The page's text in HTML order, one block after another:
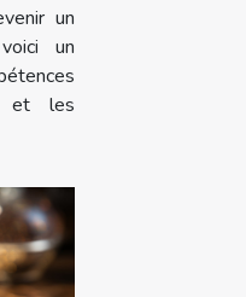
un
un
et les